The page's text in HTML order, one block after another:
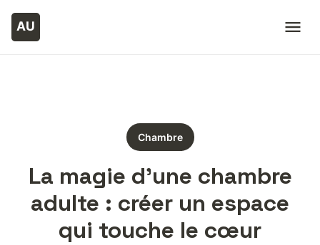
Chambre
La magie d’une chambre
adulte : créer un espace
qui touche le cœur